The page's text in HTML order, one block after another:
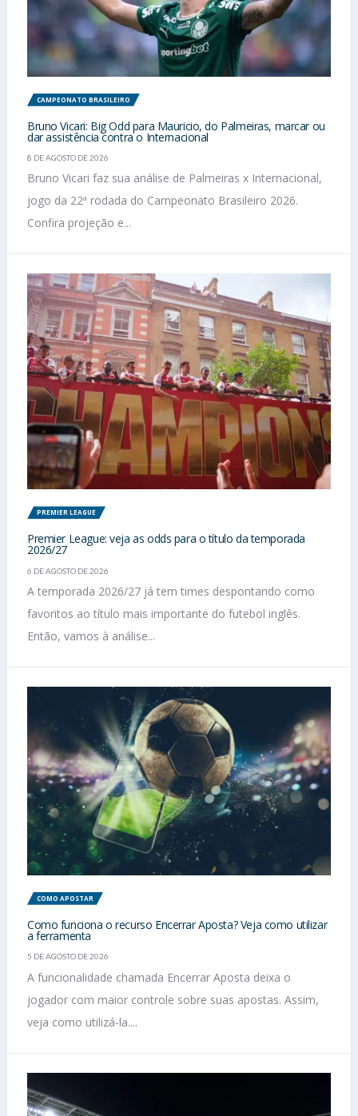
CAMPEONATO BRASILEIRO
Bruno Vicari: Big Odd para Mauricio, do Palmeiras, marcar ou
dar assistência contra o Internacional
8 DE AGOSTO DE 2026
Bruno Vicari faz sua análise de Palmeiras x Internacional,
jogo da 22ª rodada do Campeonato Brasileiro 2026.
Confira projeção e...
PREMIER LEAGUE
Premier League: veja as odds para o título da temporada
2026/27
6 DE AGOSTO DE 2026
A temporada 2026/27 já tem times despontando como
favoritos ao título mais importante do futebol inglês.
Então, vamos à análise...
COMO APOSTAR
Como funciona o recurso Encerrar Aposta? Veja como utilizar
a ferramenta
5 DE AGOSTO DE 2026
A funcionalidade chamada Encerrar Aposta deixa o
jogador com maior controle sobre suas apostas. Assim,
veja como utilizá-la....